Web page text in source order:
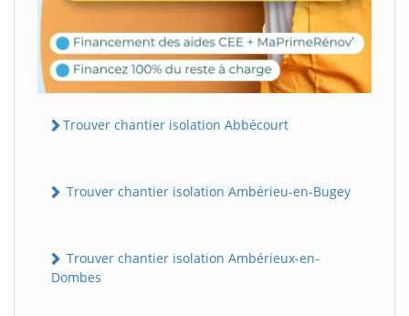
Trouver chantier isolation Abbécourt
Trouver chantier isolation Ambérieu-en-Bugey
Trouver chantier isolation Ambérieux-en-
Dombes